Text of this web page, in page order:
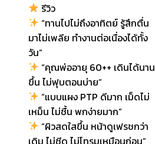
รีวิว
“ทานไปไม่ถึงอาทิตย์ รู้สึกตื่น
มาไม่เพลีย ทำงานต่อเนื่องได้ทั้ง
วัน”
“คุณพ่ออายุ 60++ เดินได้นาน
ขึ้น ไม่ฟุบตอนบ่าย”
“แบบแผง PTP ดีมาก เม็ดไม่
เหม็น ไม่ชื้น พกง่ายมาก”
“ผิวสดใสขึ้น หน้าดูเฟรชกว่า
เดิม ไม่ซีด ไม่โทรมเหมือนก่อน”